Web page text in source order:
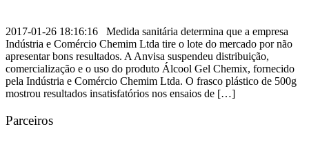
2017-01-26 18:16:16 Medida sanitária determina que a empresa
Indústria e Comércio Chemim Ltda tire o lote do mercado por não
apresentar bons resultados. A Anvisa suspendeu distribuição,
comercialização e o uso do produto Álcool Gel Chemix, fornecido
pela Indústria e Comércio Chemim Ltda. O frasco plástico de 500g
mostrou resultados insatisfatórios nos ensaios de […]
Parceiros